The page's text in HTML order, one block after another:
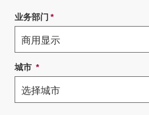
业务部门 *必需字段
城市 *必需字段